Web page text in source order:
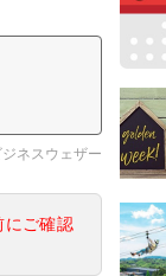
ネスウェザー
ご確認